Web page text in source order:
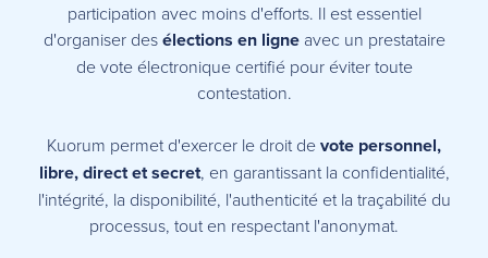
participation avec moins d'efforts. Il est essentiel
d'organiser desélections en ligneavec un prestataire
de vote électronique certifié pour éviter toute
contestation.
Kuorum permet d'exercer le droit devote personnel,
libre, direct et secret, en garantissant la confidentialité,
l'intégrité, la disponibilité, l'authenticité et la traçabilité du
processus, tout en respectant l'anonymat.